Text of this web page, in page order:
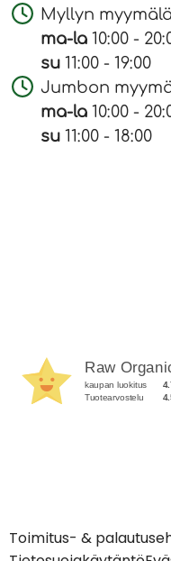
Myllyn
ma-la 10:00 -
su 11:00 - 19:00
Jumbon
ma-la 10:00 -
su 11:00 - 18:00
Raw
kaupan luokitus
Tuotearvostelu
Toimitus- &